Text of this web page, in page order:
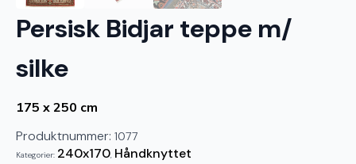
Persisk Bidjar teppe m/
silke
175 x 250 cm
Produktnummer: 1077
Kategorier: 240x170, Håndknyttet